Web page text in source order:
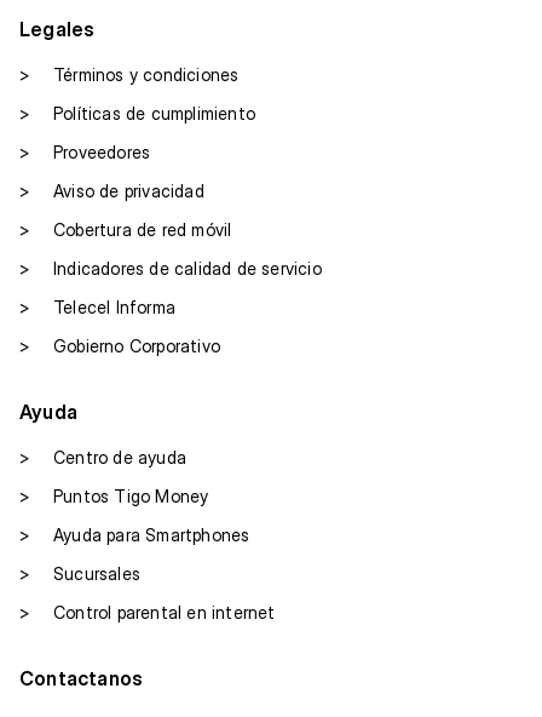
Legales
>
Términos y condiciones
>
Políticas de cumplimiento
>
Proveedores
>
Aviso de privacidad
>
Cobertura de red móvil
>
Indicadores de calidad de servicio
>
Telecel Informa
>
Gobierno Corporativo
Ayuda
>
Centro de ayuda
>
Puntos Tigo Money
>
Ayuda para Smartphones
>
Sucursales
>
Control parental en internet
Contactanos